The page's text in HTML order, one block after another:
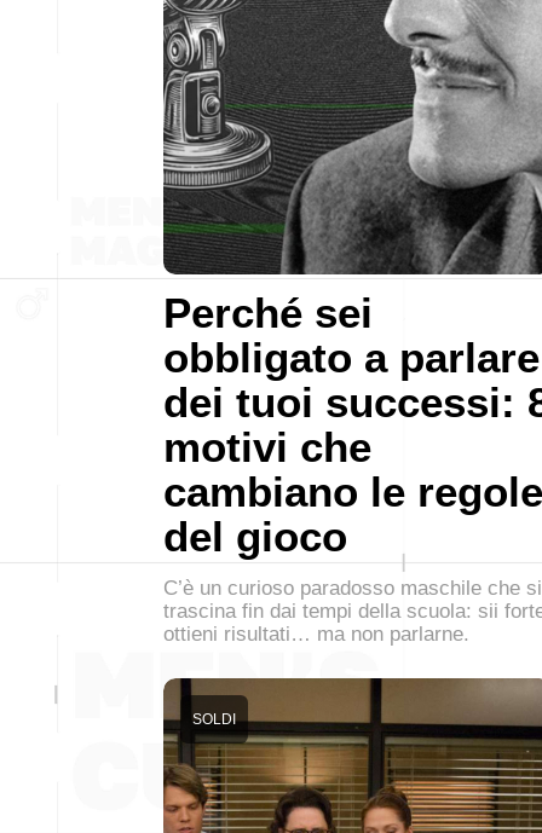
Perché sei
obbligato a parlare
dei tuoi successi:
motivi che
cambiano le regole
del gioco
C’è un curioso paradosso maschile che si
trascina fin dai tempi della scuola: sii
ottieni risultati… ma non parlarne.
SOLDI